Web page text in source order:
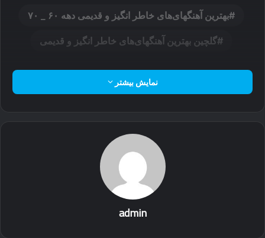
بهترین آهنگهای‌های خاطر انگیز و قدیمی‌ دهه ۶۰ _ ۷۰
گلچين بهترین آهنگهای‌های خاطر انگیز و قدیمی‌
نمایش بیشتر
admin